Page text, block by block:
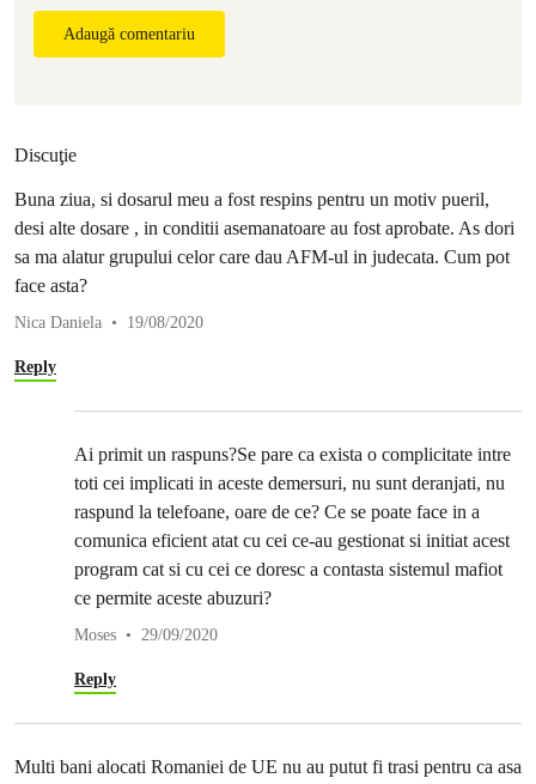
Adaugă comentariu
Discuţie
Buna ziua, si dosarul meu a fost respins pentru un motiv pueril,
desi alte dosare , in conditii asemanatoare au fost aprobate. As dori
sa ma alatur grupului celor care dau AFM-ul in judecata. Cum pot
face asta?
Nica Daniela 19/08/2020
Reply
Ai primit un raspuns?Se pare ca exista o complicitate intre
toti cei implicati in aceste demersuri, nu sunt deranjati, nu
raspund la telefoane, oare de ce? Ce se poate face in a
comunica eficient atat cu cei ce-au gestionat si initiat acest
program cat si cu cei ce doresc a contasta sistemul mafiot
ce permite aceste abuzuri?
Moses 29/09/2020
Reply
Multi bani alocati Romaniei de UE nu au putut fi trasi pentru ca asa